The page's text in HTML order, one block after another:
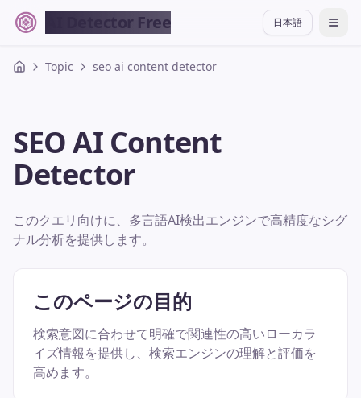
AI Detector Free 日本語 切换
Topic seo ai content detector
SEO AI Content
Detector
このクエリ向けに、多言語AI検出エンジンで高精度なシグ
ナル分析を提供します。
このページの目的
検索意図に合わせて明確で関連性の高いローカラ
イズ情報を提供し、検索エンジンの理解と評価を
高めます。